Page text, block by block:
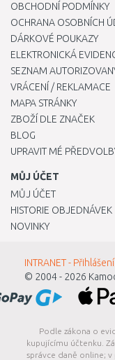
OBCHODNÍ PODMÍNKY
OCHRANA OSOBNÍCH
DÁRKOVÉ POUKAZY
ELEKTRONICKÁ
SEZNAM
VRÁCENÍ / REKLAMACE
MAPA STRÁNKY
ZBOŽÍ DLE ZNAČEK
BLOG
UPRAVIT MÉ
MŮJ ÚČET
MŮJ ÚČET
HISTORIE OBJEDNÁVEK
NOVINKY
INTRANET -
© 2004 - 2026
Podle zákona o
kupujícímu účtenku.
správce daně online;